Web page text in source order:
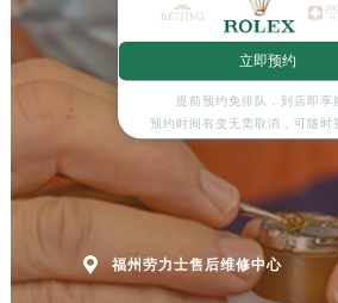
 福州劳力士售后维修中心
立即预约
提前预约免排队，到店即享
预约时间有变无需取消，可随时